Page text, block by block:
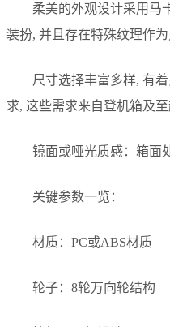
柔美的外观设计采用马
装扮, 并且存在特殊纹理作
尺寸选择丰富多样, 有
求, 这些需求来自登机箱及至
镜面或哑光质感：箱面
关键参数一览：
材质：PC或ABS材质
轮子：8轮万向轮结构